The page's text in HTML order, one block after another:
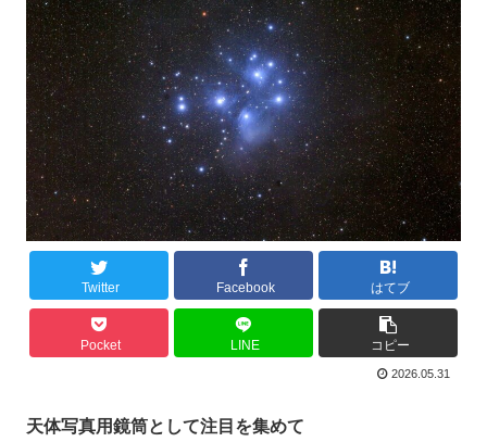
Twitter Facebook はてブ
Pocket LINE コピー
2026.05.31
天体写真用鏡筒として注目を集めて